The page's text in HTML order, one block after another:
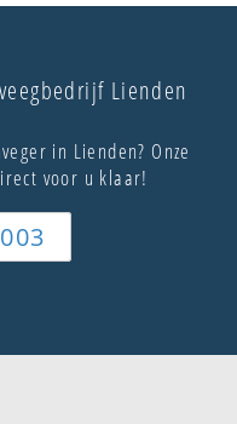
Lienden
in Lienden? Onze
voor u klaar!